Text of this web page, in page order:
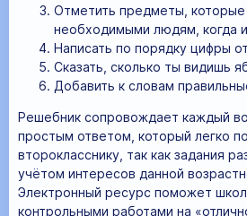
Отметить предметы, которые
необходимыми людям, когда
Написать по порядку цифры
Сказать, сколько ты видишь
Добавить к словам
Решебник сопровождает каждый
простым ответом, который легко
второкласснику, так как задания
учётом интересов данной
Электронный ресурс поможет
контрольными работами на